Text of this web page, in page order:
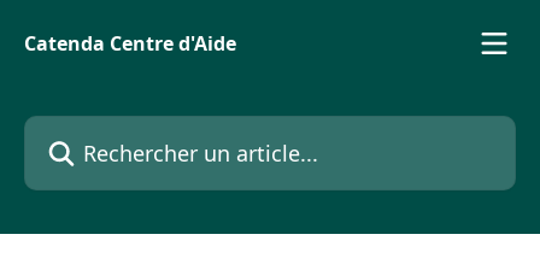
Catenda Centre d'Aide
Rechercher un article...